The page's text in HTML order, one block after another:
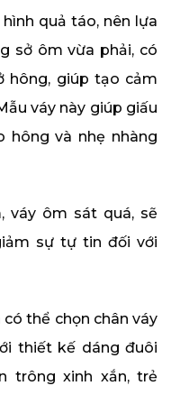
quả táo, nên lựa
sở ôm vừa phải, có
hông, giúp tạo cảm
váy này giúp giấu
hông và nhẹ nhàng
váy ôm sát quá, sẽ
sự tự tin đối với
thể chọn chân váy
thiết kế dáng đuôi
trông xinh xắn, trẻ